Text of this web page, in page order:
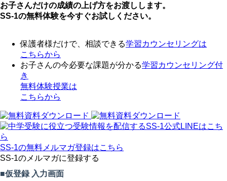
お子さんだけの成績の上げ方をお渡しします。
SS-1の無料体験を今すぐお試しください。
保護者様だけで、相談できる学習カウンセリングは
こちらから
お子さんの今必要な課題が分かる学習カウンセリング付
き
無料体験授業は
こちらから
SS-1の無料メルマガ登録はこちら
SS-1のメルマガに登録する